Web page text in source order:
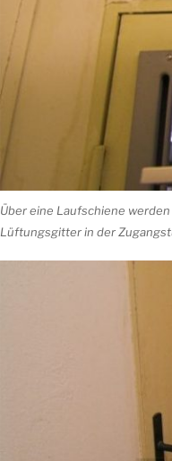
Über eine Laufschiene
Lüftungsgitter in der